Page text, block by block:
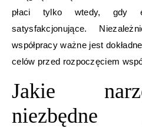
płaci tylko wtedy, gdy
satysfakcjonujące.
współpracy ważne jest
celów przed rozpoczęciem
Jakie